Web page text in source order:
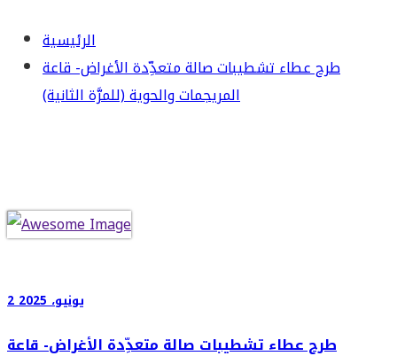
الرئيسية
طرح عطاء تشطيبات صالة متعدِّدة الأغراض- قاعة
المريجمات والحوية (للمرَّة الثانية)
2 يونيو، 2025
طرح عطاء تشطيبات صالة متعدِّدة الأغراض- قاعة